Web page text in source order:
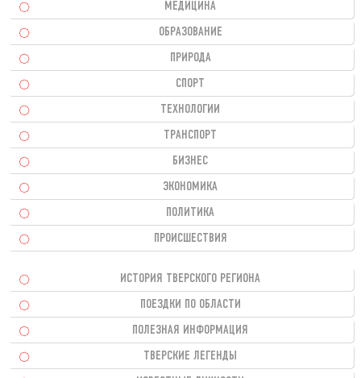
МЕДИЦИНА
ОБРАЗОВАНИЕ
ПРИРОДА
СПОРТ
ТЕХНОЛОГИИ
ТРАНСПОРТ
БИЗНЕС
ЭКОНОМИКА
ПОЛИТИКА
ПРОИСШЕСТВИЯ
ИСТОРИЯ ТВЕРСКОГО РЕГИОНА
ПОЕЗДКИ ПО ОБЛАСТИ
ПОЛЕЗНАЯ ИНФОРМАЦИЯ
ТВЕРСКИЕ ЛЕГЕНДЫ